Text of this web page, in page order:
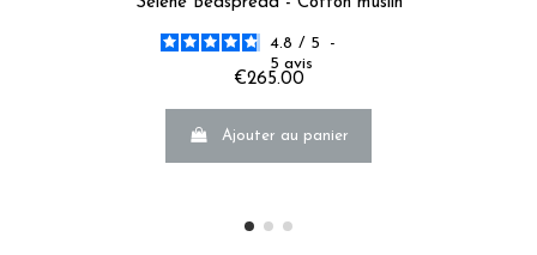
4.8 / 5
-
5 avis
€265.00
Ajouter au panier